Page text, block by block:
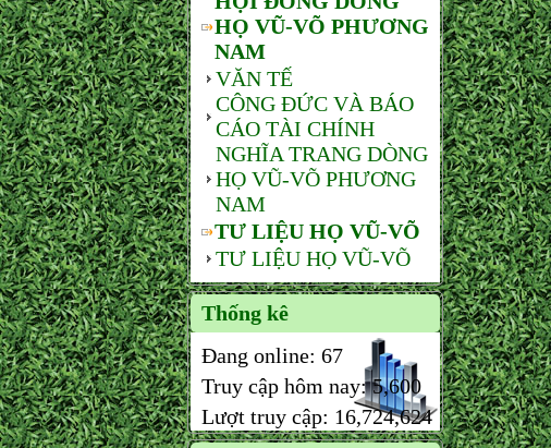
HỌ VŨ-VÕ PHƯƠNG
NAM
VĂN TẾ
CÔNG ĐỨC VÀ BÁO
CÁO TÀI CHÍNH
NGHĨA TRANG DÒNG
HỌ VŨ-VÕ PHƯƠNG
NAM
TƯ LIỆU HỌ VŨ-VÕ
TƯ LIỆU HỌ VŨ-VÕ
Thống kê
Đang online: 67
Truy cập hôm nay:5,600
Lượt truy cập: 16,724,624